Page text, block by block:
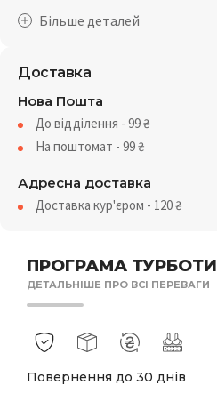
ПРОГРАМА ТУРБОТИ
ДЕТАЛЬНІШЕ ПРО ВСІ ПЕРЕВАГИ
Повернення до 30 днів
Доставка
Нова Пошта
До відділення - 99₴
На поштомат - 99₴
Адресна доставка
Доставка кур'єром - 120₴